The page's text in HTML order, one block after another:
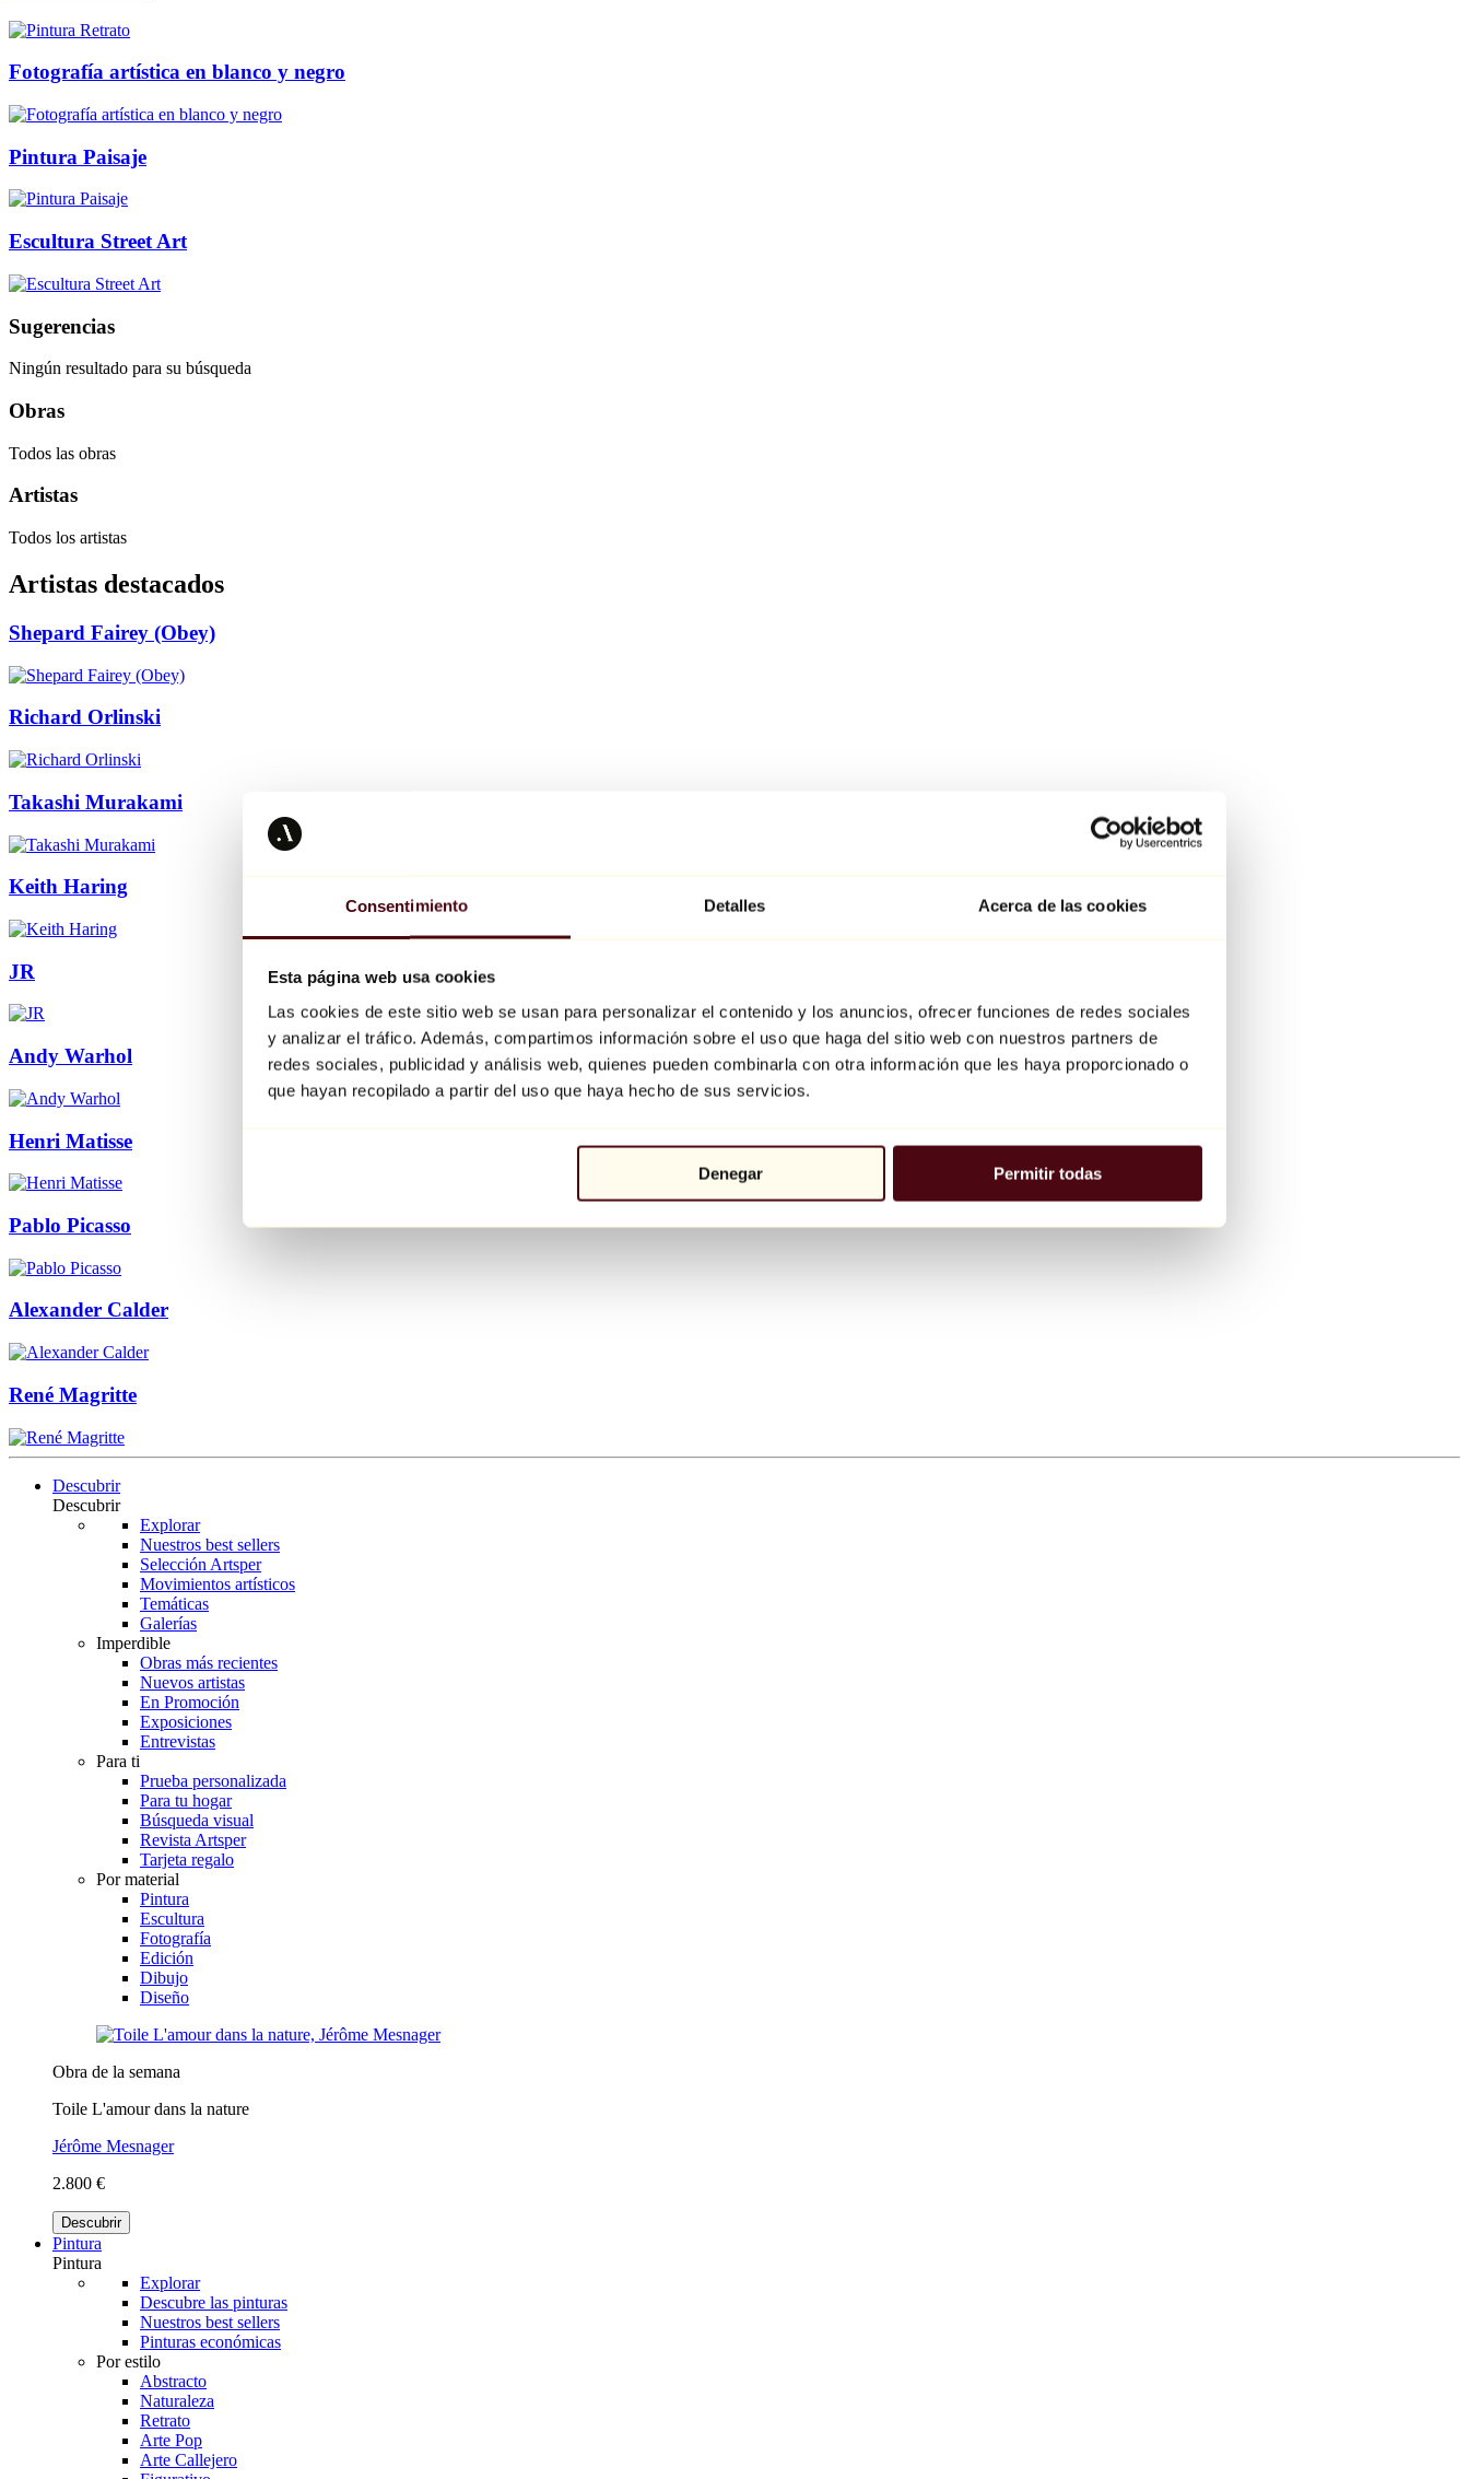
Consentimiento Detalles Acerca de las cookies
Esta página web usa cookies
Las cookies de este sitio web se usan para personalizar el contenido y los anuncios, ofrecer funciones de redes sociales
y analizar el tráfico. Además, compartimos información sobre el uso que haga del sitio web con nuestros partners de
redes sociales, publicidad y análisis web, quienes pueden combinarla con otra información que les haya proporcionado o
que hayan recopilado a partir del uso que haya hecho de sus servicios.
Denegar Permitir todas
Fotografía artística en blanco y negro
Pintura Paisaje
Escultura Street Art
Sugerencias
Ningún resultado para su búsqueda
Obras
Todos las obras
Artistas
Todos los artistas
Artistas destacados
Shepard Fairey (Obey)
Richard Orlinski
Takashi Murakami
Keith Haring
JR
Andy Warhol
Henri Matisse
Pablo Picasso
Alexander Calder
René Magritte
Descubrir
Descubrir
Explorar
Nuestros best sellers
Selección Artsper
Movimientos artísticos
Temáticas
Galerías
Imperdible
Obras más recientes
Nuevos artistas
En Promoción
Exposiciones
Entrevistas
Para ti
Prueba personalizada
Para tu hogar
Búsqueda visual
Revista Artsper
Tarjeta regalo
Por material
Pintura
Escultura
Fotografía
Edición
Dibujo
Diseño
Obra de la semana
Toile L'amour dans la nature
Jérôme Mesnager
2.800 €
Descubrir
Pintura
Pintura
Explorar
Descubre las pinturas
Nuestros best sellers
Pinturas económicas
Por estilo
Abstracto
Naturaleza
Retrato
Arte Pop
Arte Callejero